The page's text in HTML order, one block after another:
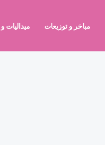
مباخر و توزيعات ميداليات